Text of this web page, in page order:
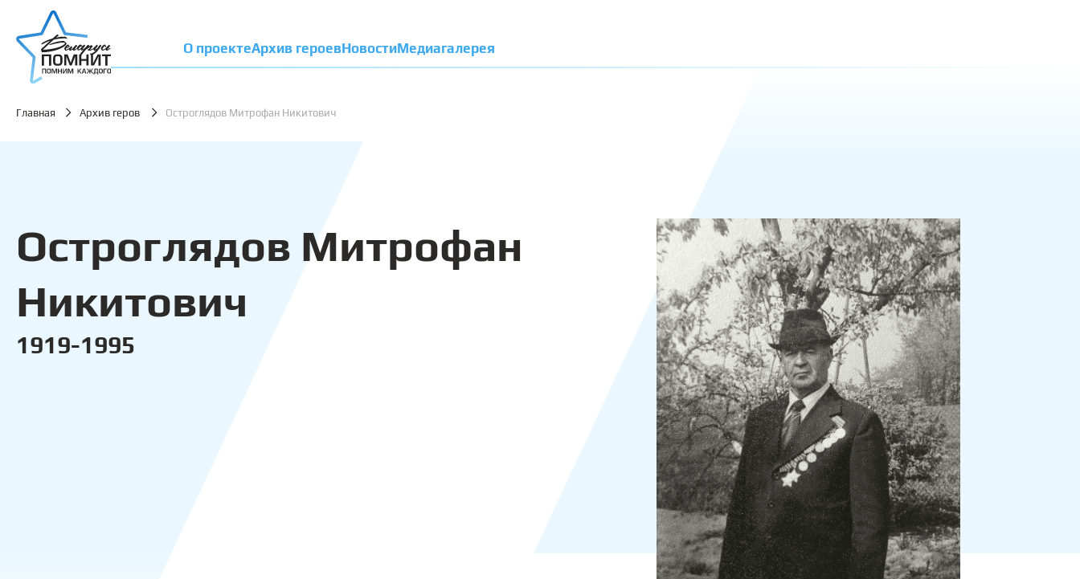
О проектеАрхив героевНовостиМедиагалерея
Главная Архив геров Остроглядов Митрофан Никитович
Остроглядов Митрофан
Никитович
1919-1995